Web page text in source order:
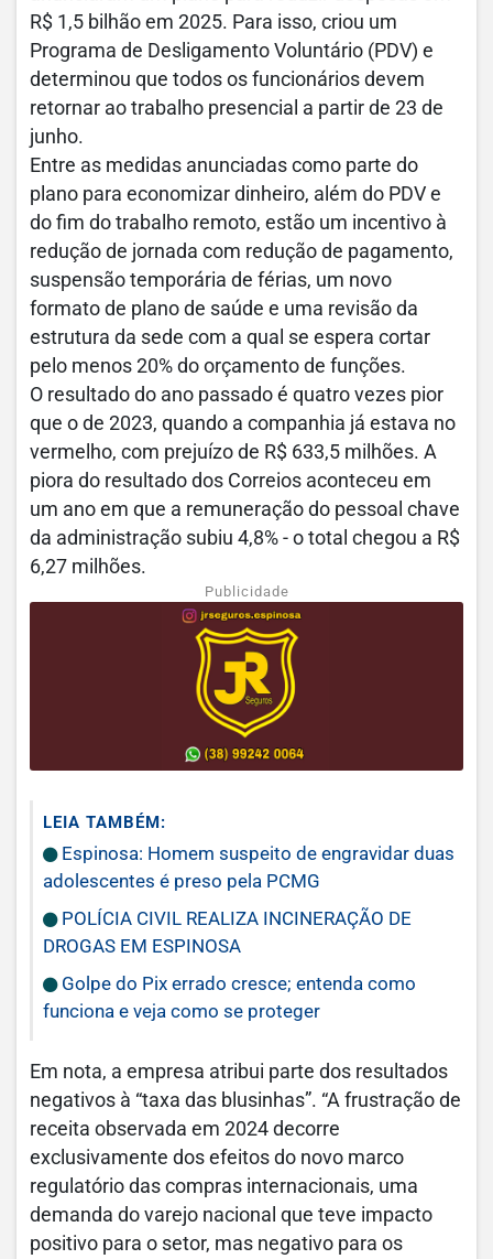
R$ 1,5 bilhão em 2025. Para isso, criou um
Programa de Desligamento Voluntário (PDV) e
determinou que todos os funcionários devem
retornar ao trabalho presencial a partir de 23 de
junho.
Entre as medidas anunciadas como parte do
plano para economizar dinheiro, além do PDV e
do fim do trabalho remoto, estão um incentivo à
redução de jornada com redução de pagamento,
suspensão temporária de férias, um novo
formato de plano de saúde e uma revisão da
estrutura da sede com a qual se espera cortar
pelo menos 20% do orçamento de funções.
O resultado do ano passado é quatro vezes pior
que o de 2023, quando a companhia já estava no
vermelho, com prejuízo de R$ 633,5 milhões. A
piora do resultado dos Correios aconteceu em
um ano em que a remuneração do pessoal chave
da administração subiu 4,8% - o total chegou a R$
6,27 milhões.
Publicidade
LEIA TAMBÉM:
Espinosa: Homem suspeito de engravidar duas
adolescentes é preso pela PCMG
POLÍCIA CIVIL REALIZA INCINERAÇÃO DE
DROGAS EM ESPINOSA
Golpe do Pix errado cresce; entenda como
funciona e veja como se proteger
Em nota, a empresa atribui parte dos resultados
negativos à “taxa das blusinhas”. “A frustração de
receita observada em 2024 decorre
exclusivamente dos efeitos do novo marco
regulatório das compras internacionais, uma
demanda do varejo nacional que teve impacto
positivo para o setor, mas negativo para os